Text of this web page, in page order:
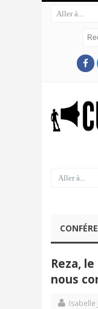
Reza,
nous
Isabelle